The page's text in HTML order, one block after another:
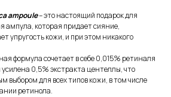
ampoule– это настоящий подарок для
ампула, которая придает сияние,
упругость кожи, и при этом никакого
формула сочетает в себе 0,015% ретиналя
0,5% экстракта центеллы, что
выбором для всех типов кожи, в том числе
ретинола.